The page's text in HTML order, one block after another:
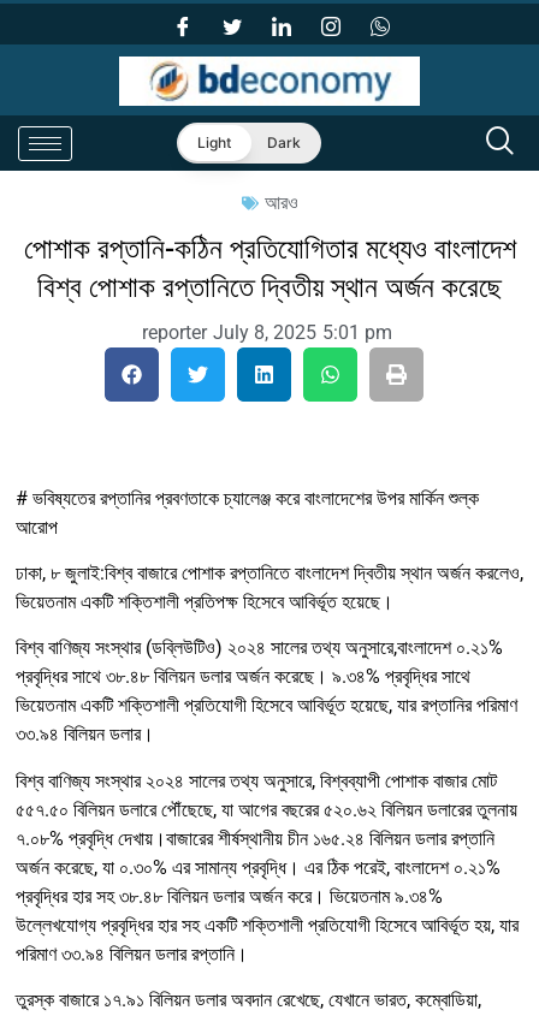
Light Dark
আরও
পোশাক রপ্তানি-কঠিন প্রতিযোগিতার মধ্যেও বাংলাদেশ
বিশ্ব পোশাক রপ্তানিতে দ্বিতীয় স্থান অর্জন করেছে
reporter July 8, 2025 5:01 pm
# ভবিষ্যতের রপ্তানির প্রবণতাকে চ্যালেঞ্জ করে বাংলাদেশের উপর মার্কিন শুল্ক
আরোপ
ঢাকা, ৮ জুলাই:বিশ্ব বাজারে পোশাক রপ্তানিতে বাংলাদেশ দ্বিতীয় স্থান অর্জন করলেও,
ভিয়েতনাম একটি শক্তিশালী প্রতিপক্ষ হিসেবে আবির্ভূত হয়েছে।
বিশ্ব বাণিজ্য সংস্থার (ডব্লিউটিও) ২০২৪ সালের তথ্য অনুসারে,বাংলাদেশ ০.২১%
প্রবৃদ্ধির সাথে ৩৮.৪৮ বিলিয়ন ডলার অর্জন করেছে। ৯.৩৪% প্রবৃদ্ধির সাথে
ভিয়েতনাম একটি শক্তিশালী প্রতিযোগী হিসেবে আবির্ভূত হয়েছে, যার রপ্তানির পরিমাণ
৩৩.৯৪ বিলিয়ন ডলার।
বিশ্ব বাণিজ্য সংস্থার ২০২৪ সালের তথ্য অনুসারে, বিশ্বব্যাপী পোশাক বাজার মোট
৫৫৭.৫০ বিলিয়ন ডলারে পৌঁছেছে, যা আগের বছরের ৫২০.৬২ বিলিয়ন ডলারের তুলনায়
৭.০৮% প্রবৃদ্ধি দেখায়।বাজারের শীর্ষস্থানীয় চীন ১৬৫.২৪ বিলিয়ন ডলার রপ্তানি
অর্জন করেছে, যা ০.৩০% এর সামান্য প্রবৃদ্ধি। এর ঠিক পরেই, বাংলাদেশ ০.২১%
প্রবৃদ্ধির হার সহ ৩৮.৪৮ বিলিয়ন ডলার অর্জন করে। ভিয়েতনাম ৯.৩৪%
উল্লেখযোগ্য প্রবৃদ্ধির হার সহ একটি শক্তিশালী প্রতিযোগী হিসেবে আবির্ভূত হয়, যার
পরিমাণ ৩৩.৯৪ বিলিয়ন ডলার রপ্তানি।
তুরস্ক বাজারে ১৭.৯১ বিলিয়ন ডলার অবদান রেখেছে, যেখানে ভারত, কম্বোডিয়া,